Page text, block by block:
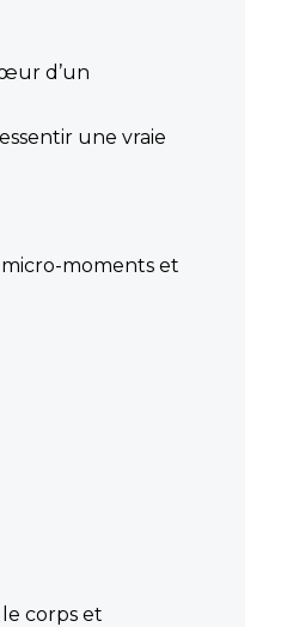
d’un
une vraie
moments et
corps et